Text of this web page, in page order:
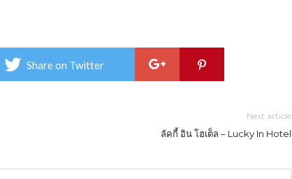
Share on Twitter
Next article
ลัคกี้ อิน โฮเต็ล – Lucky In Hotel